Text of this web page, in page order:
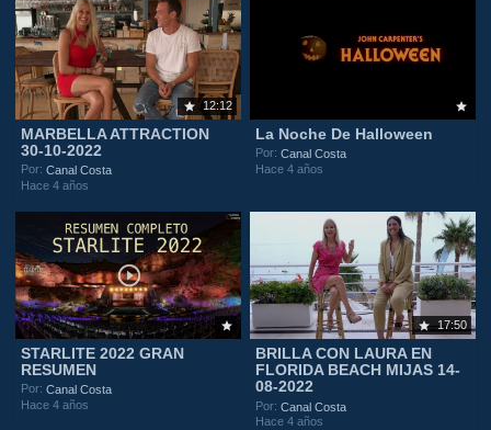
12:12
MARBELLA ATTRACTION
30-10-2022
Por:Canal Costa
Hace 4 años
La Noche De Halloween
Por:Canal Costa
Hace 4 años
STARLITE 2022 GRAN
RESUMEN
Por:Canal Costa
Hace 4 años
17:50
BRILLA CON LAURA EN
FLORIDA BEACH MIJAS 14-
08-2022
Por:Canal Costa
Hace 4 años